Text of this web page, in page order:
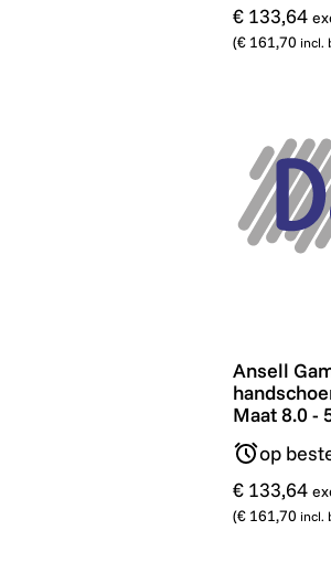
€ 133,64
(€ 161,70 incl.
Ansell
Ansell
Maat 8.0 -
op
€ 133,64
(€ 161,70 incl.